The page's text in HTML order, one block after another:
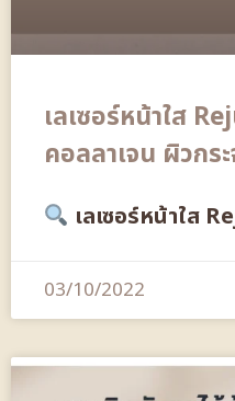
เลเซอร์หน้าใส
คอลลาเจน ผิวกร
เลเซอร์หน้าใส
03/10/2022